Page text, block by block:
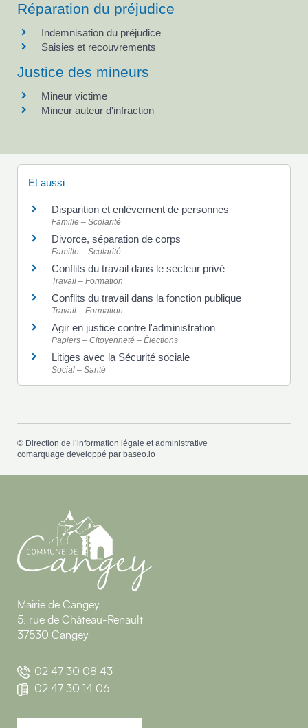
Réparation du préjudice
Indemnisation du préjudice
Saisies et recouvrements
Justice des mineurs
Mineur victime
Mineur auteur d'infraction
Et aussi
Disparition et enlèvement de personnes
Famille – Scolarité
Divorce, séparation de corps
Famille – Scolarité
Conflits du travail dans le secteur privé
Travail – Formation
Conflits du travail dans la fonction publique
Travail – Formation
Agir en justice contre l'administration
Papiers – Citoyenneté – Élections
Litiges avec la Sécurité sociale
Social – Santé
© Direction de l’information légale et administrative
comarquage developpé par baseo.io
Mairie de Cangey
5, rue de Château-Renault
37530 Cangey
02 47 30 08 43
02 47 30 14 06